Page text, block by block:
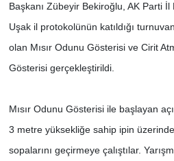
Başkanı Zübeyir Bekiroğlu, AK Parti
Uşak il protokolünün katıldığı
olan Mısır Odunu Gösterisi ve Cirit
Gösterisi gerçekleştirildi.
Mısır Odunu Gösterisi ile başlayan
3 metre yüksekliğe sahip ipin
sopalarını geçirmeye çalıştılar.
ÖZEL HABER
POLİTİKA
SPOR